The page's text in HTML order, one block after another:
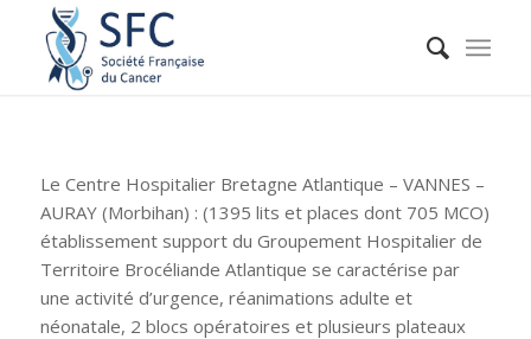
Le Centre Hospitalier Bretagne Atlantique – VANNES –
AURAY (Morbihan) : (1395 lits et places dont 705 MCO)
établissement support du Groupement Hospitalier de
Territoire Brocéliande Atlantique se caractérise par
une activité d’urgence, réanimations adulte et
néonatale, 2 blocs opératoires et plusieurs plateaux